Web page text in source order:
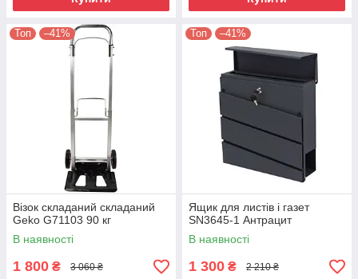
Топ –41%
Візок складаний складаний
Geko G71103 90 кг
В наявності
1 800 ₴ 3 060 ₴
Топ –41%
Ящик для листів і газет
SN3645-1 Антрацит
В наявності
1 300 ₴ 2 210 ₴